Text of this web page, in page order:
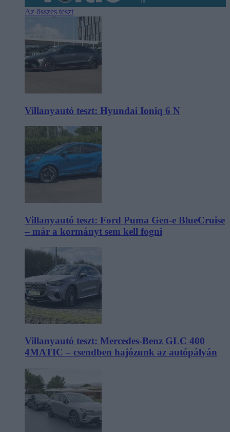
Az összes teszt
Villanyautó teszt: Hyundai Ioniq 6 N
Villanyautó teszt: Ford Puma Gen-e BlueCruise
– már a kormányt sem kell fogni
Villanyautó teszt: Mercedes-Benz GLC 400
4MATIC – csendben hajózunk az autópályán